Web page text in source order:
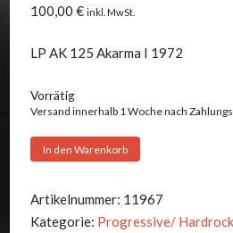
100,00 € inkl. MwSt.
LP AK 125 Akarma I 1972
Vorrätig
Versand innerhalb 1 Woche nach
Bodkin
Same
Menge
In den Warenkorb
Artikelnummer: 11967
Kategorie: Progressive/ Hardrock